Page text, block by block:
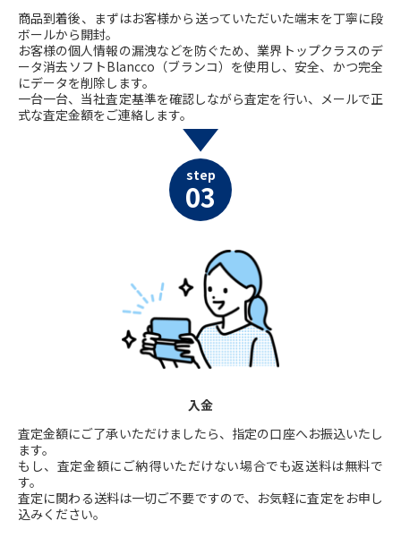
商品到着後、まずはお客様から送っていただいた端末を丁寧に段
ボールから開封。
お客様の個人情報の漏洩などを防ぐため、業界トップクラスのデ
ータ消去ソフトBlancco（ブランコ）を使用し、安全、かつ完全
にデータを削除します。
一台一台、当社査定基準を確認しながら査定を行い、メールで正
式な査定金額をご連絡します。
step
03
入金
査定金額にご了承いただけましたら、指定の口座へお振込いたし
ます。
もし、査定金額にご納得いただけない場合でも返送料は無料で
す。
査定に関わる送料は一切ご不要ですので、お気軽に査定をお申し
込みください。